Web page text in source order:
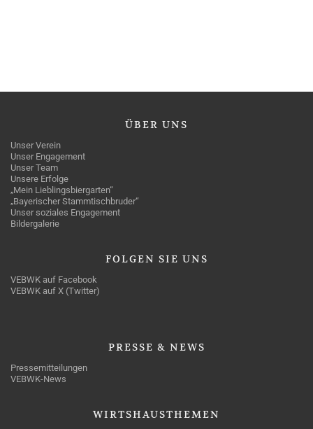
ÜBER UNS
Unser Verein
Unser Engagement
Unser Team
Unsere Erfolge
„Mein Lieblingsbiergarten“
„Bayerischer Stammtischbruder“
Unser soziales Engagement
Bildergalerie
FOLGEN SIE UNS
VEBWK auf Facebook
VEBWK auf X (Twitter)
PRESSE & NEWS
Pressemitteilungen
VEBWK-News
WIRTSHAUSTHEMEN